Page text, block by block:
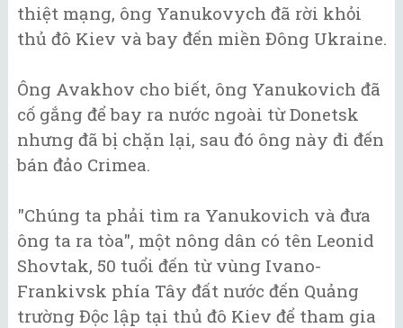
thiệt mạng, ông Yanukovych đã rời khỏi
thủ đô Kiev và bay đến miền Đông Ukraine.
Ông Avakhov cho biết, ông Yanukovich đã
cố gắng để bay ra nước ngoài từ Donetsk
nhưng đã bị chặn lại, sau đó ông này đi đến
bán đảo Crimea.
"Chúng ta phải tìm ra Yanukovich và đưa
ông ta ra tòa", một nông dân có tên Leonid
Shovtak, 50 tuổi đến từ vùng Ivano-
Frankivsk phía Tây đất nước đến Quảng
trường Độc lập tại thủ đô Kiev để tham gia